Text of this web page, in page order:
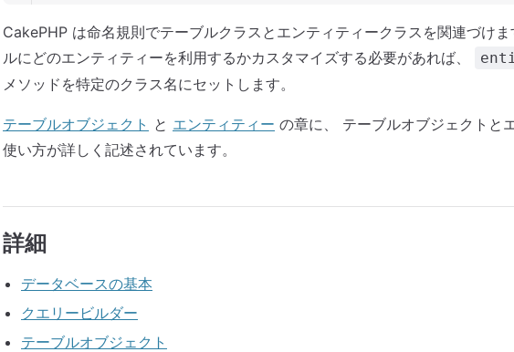
CakePHP は命名規則でテーブルクラスとエンティティークラスを関連づけ
ルにどのエンティティーを利用するかカスタマイズする必要があれば、
メソッドを特定のクラス名にセットします。
テーブルオブジェクト と エンティティー の章に、 テーブルオブジェクトと
使い方が詳しく記述されています。
詳細
データベースの基本
クエリービルダー
テーブルオブジェクト